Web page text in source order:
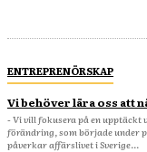
ENTREPRENÖRSKAP
Vi behöver lära oss att
- Vi vill fokusera på en
förändring, som började under
påverkar affärslivet i Sverige...